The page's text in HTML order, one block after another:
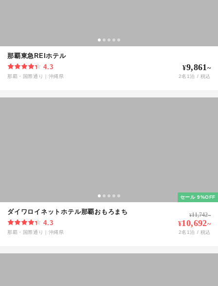
那覇東急REIホテル
4.3
那覇・国際通り 沖縄県
¥9,861 ~
2名 1泊 / 税込
セール 9%OFF
ダイワロイネットホテル那覇おもろまち
4.3
那覇・国際通り 沖縄県
¥11,742~
¥10,692~
2名 1泊 / 税込